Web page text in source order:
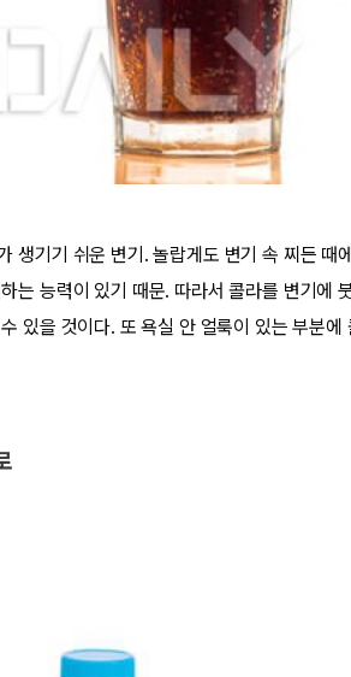
생기기 쉬운 변기. 놀랍게도 변기 속 찌든 때
는 능력이 있기 때문. 따라서 콜라를 변기에
있을 것이다. 또 욕실 안 얼룩이 있는 부분